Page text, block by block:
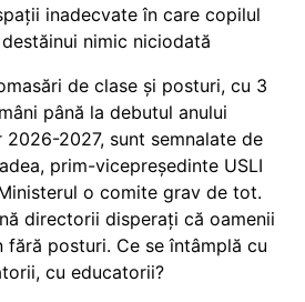
inadecvate în care copilul
nimic niciodată
de clase și posturi, cu 3
până la debutul anului
2026-2027, sunt semnalate de
prim-vicepreședinte USLI
o comite grav de tot.
directorii disperați că oamenii
fără posturi. Ce se întâmplă cu
cu educatorii?